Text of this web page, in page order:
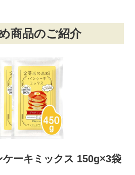
商品のご紹介
ーキミックス 150g×3袋